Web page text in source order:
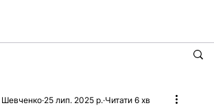
Шевченко 25 лип. 2025 р. Читати 6 хв